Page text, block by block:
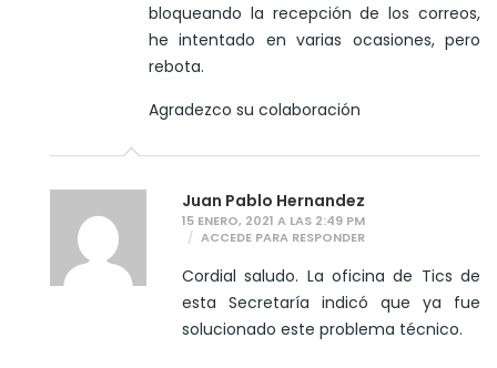
bloqueando la recepción de los correos,
he intentado en varias ocasiones, pero
rebota.
Agradezco su colaboración
Juan Pablo Hernandez
15 ENERO, 2021 A LAS 2:49 PM
ACCEDE PARA RESPONDER
Cordial saludo. La oficina de Tics de
esta Secretaría indicó que ya fue
solucionado este problema técnico.